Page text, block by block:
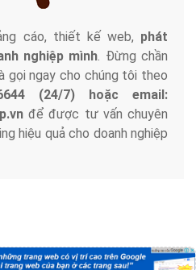
cáo, thiết kế web, phát
nghiệp mình. Đừng chần
gọi ngay cho chúng tôi theo
(24/7) hoặc email:
để được tư vấn chuyên
hiệu quả cho doanh nghiệp